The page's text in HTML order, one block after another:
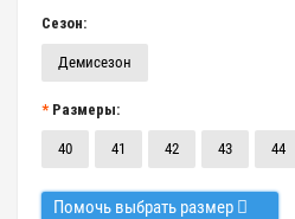
Сезон:
Демисезон
Размеры:
40 41 42 43 44
Помочь выбрать размер